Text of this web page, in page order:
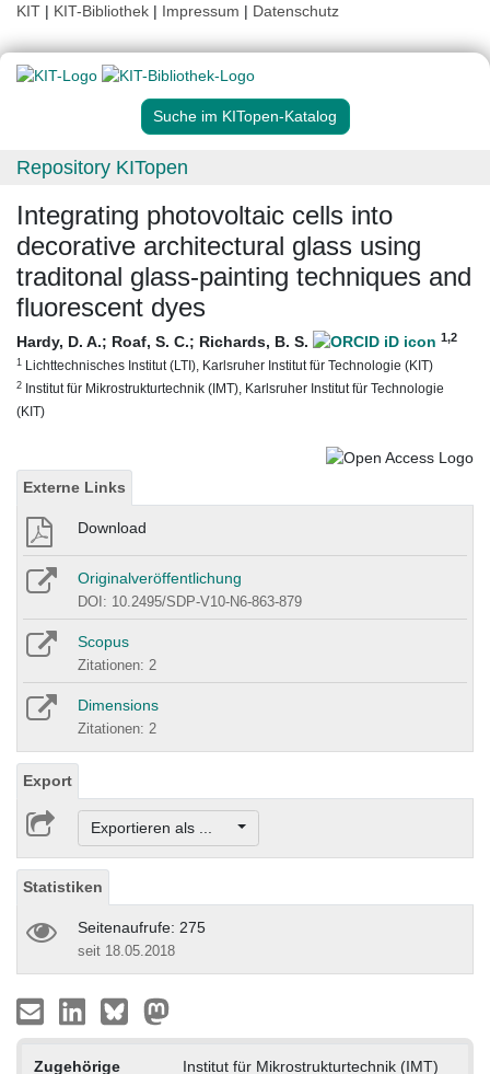
KIT | KIT-Bibliothek | Impressum | Datenschutz
Suche im KITopen-Katalog
Repository KITopen
Integrating photovoltaic cells into
decorative architectural glass using
traditonal glass-painting techniques and
fluorescent dyes
Hardy, D. A.; Roaf, S. C.; Richards, B. S. 1,2
1 Lichttechnisches Institut (LTI), Karlsruher Institut für Technologie (KIT)
2 Institut für Mikrostrukturtechnik (IMT), Karlsruher Institut für Technologie
(KIT)
Externe Links
Download
Originalveröffentlichung
DOI: 10.2495/SDP-V10-N6-863-879
Scopus
Zitationen: 2
Dimensions
Zitationen: 2
Export
Exportieren als ...
Statistiken
Seitenaufrufe: 275
seit 18.05.2018
Zugehörige
Institut für Mikrostrukturtechnik (IMT)